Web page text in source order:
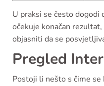
U praksi se često dogodi
očekuje konačan
objasniti da se
Pregled
Postoji li nešto s čime